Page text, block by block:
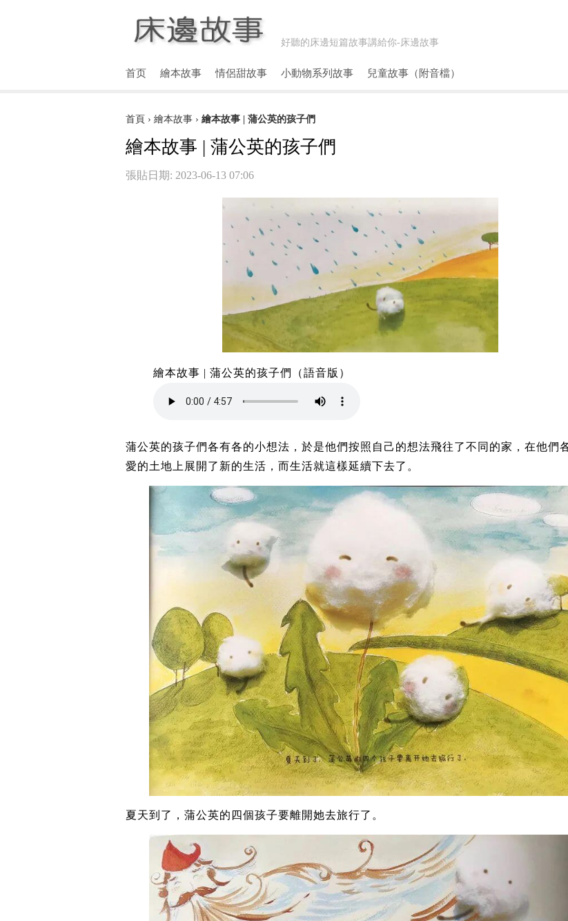
好聽的床邊短篇故事講給你-床邊故事
首页 繪本故事 情侶甜故事 小動物系列故事 兒童故事（附音檔）
首頁 › 繪本故事 › 繪本故事 | 蒲公英的孩子們
繪本故事 | 蒲公英的孩子們
張貼日期: 2023-06-13 07:06
繪本故事 | 蒲公英的孩子們（語音版）
蒲公英的孩子們各有各的小想法，於是他們按照自己的想法飛往了不同的家，在他們
愛的土地上展開了新的生活，而生活就這樣延續下去了。
夏天到了，蒲公英的四個孩子要離開她去旅行了。